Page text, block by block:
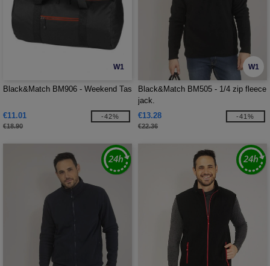
W1
Black&Match BM906 - Weekend Tas
€11.01
€18.90
-42%
W1
Black&Match BM505 - 1/4 zip fleece
jack.
€13.28
€22.36
-41%